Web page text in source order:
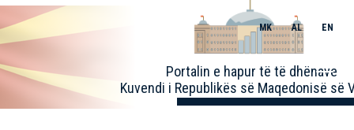
Portalin e hapur të të dhënave
Kuvendi i Republikës së Maqedonisë së
MK AL EN
Toggle